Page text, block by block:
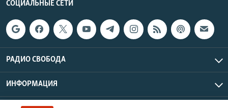
СОЦИАЛЬНЫЕ СЕТИ
РАДИО СВОБОДА
ИНФОРМАЦИЯ